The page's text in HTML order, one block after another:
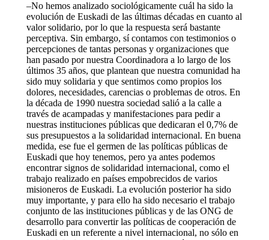
–No hemos analizado sociológicamente cuál ha sido la
evolución de Euskadi de las últimas décadas en cuanto al
valor solidario, por lo que la respuesta será bastante
perceptiva. Sin embargo, sí contamos con testimonios o
percepciones de tantas personas y organizaciones que
han pasado por nuestra Coordinadora a lo largo de los
últimos 35 años, que plantean que nuestra comunidad ha
sido muy solidaria y que sentimos como propios los
dolores, necesidades, carencias o problemas de otros. En
la década de 1990 nuestra sociedad salió a la calle a
través de acampadas y manifestaciones para pedir a
nuestras instituciones públicas que dedicaran el 0,7% de
sus presupuestos a la solidaridad internacional. En buena
medida, ese fue el germen de las políticas públicas de
Euskadi que hoy tenemos, pero ya antes podemos
encontrar signos de solidaridad internacional, como el
trabajo realizado en países empobrecidos de varios
misioneros de Euskadi. La evolución posterior ha sido
muy importante, y para ello ha sido necesario el trabajo
conjunto de las instituciones públicas y de las ONG de
desarrollo para convertir las políticas de cooperación de
Euskadi en un referente a nivel internacional, no sólo en